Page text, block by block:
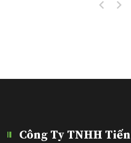
Công Ty TNHH